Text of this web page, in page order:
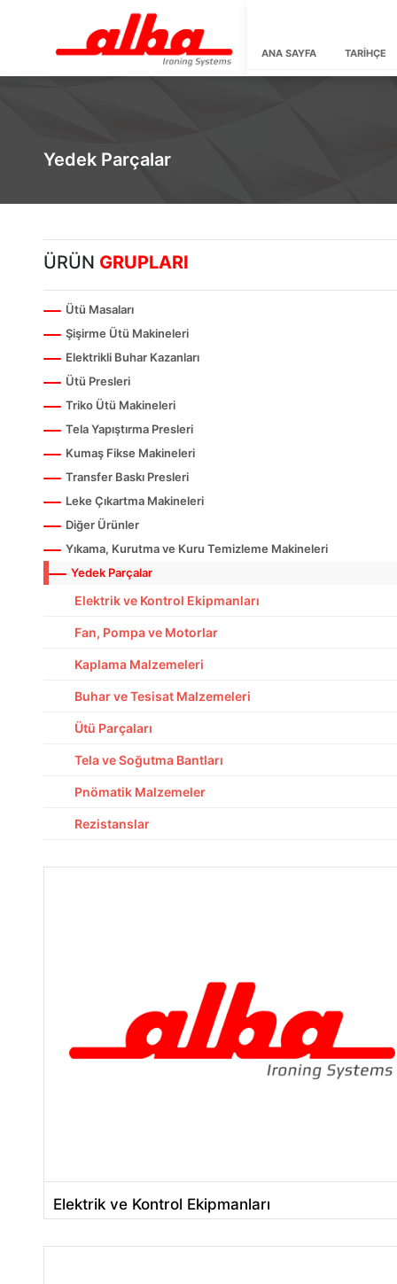
ANA SAYFA TARİHÇE
Yedek Parçalar
ÜRÜN GRUPLARI
Ütü Masaları
Şişirme Ütü Makineleri
Elektrikli Buhar Kazanları
Ütü Presleri
Triko Ütü Makineleri
Tela Yapıştırma Presleri
Kumaş Fikse Makineleri
Transfer Baskı Presleri
Leke Çıkartma Makineleri
Diğer Ürünler
Yıkama, Kurutma ve Kuru Temizleme Makineleri
Yedek Parçalar
Elektrik ve Kontrol Ekipmanları
Fan, Pompa ve Motorlar
Kaplama Malzemeleri
Buhar ve Tesisat Malzemeleri
Ütü Parçaları
Tela ve Soğutma Bantları
Pnömatik Malzemeler
Rezistanslar
Elektrik ve Kontrol Ekipmanları